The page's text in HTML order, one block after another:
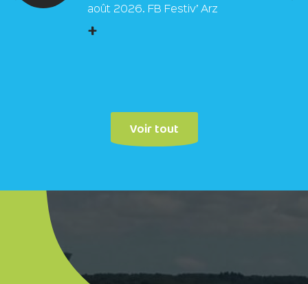
août 2026. FB Festiv’ Arz
+
Voir tout